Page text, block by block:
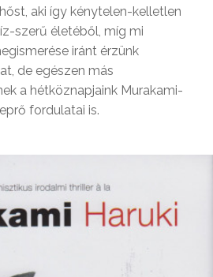
aki így kénytelen-kelletlen
szerű életéből, míg mi
iránt érzünk
de egészen más
a hétköznapjaink Murakami-
fordulatai is.